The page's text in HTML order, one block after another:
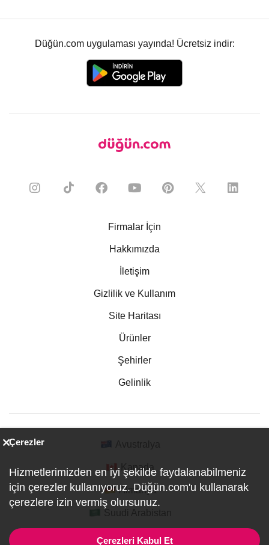
Düğün.com uygulaması yayında! Ücretsiz indir:
Firmalar İçin
Hakkımızda
İletişim
Gizlilik ve Kullanım
Site Haritası
Ürünler
Şehirler
Gelinlik
Kanada
Almanya
Çerezler
Hizmetlerimizden en iyi şekilde faydalanabilmeniz
için çerezler kullanıyoruz. Düğün.com'u kullanarak
çerezlere izin vermiş olursunuz.
Çerezleri Kabul Et